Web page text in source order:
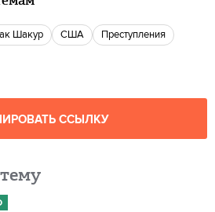
Шакур США
преступления
ССЫЛКУ